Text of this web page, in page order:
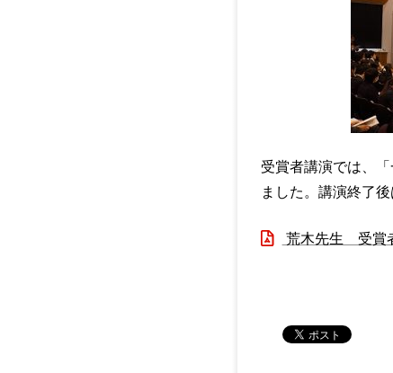
受賞者講演では、
ました。講演終了
荒木先生 受賞